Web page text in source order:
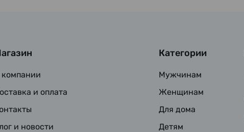
компании
и оплата
и новости
Категории
Мужчинам
Женщинам
Для дома
Детям